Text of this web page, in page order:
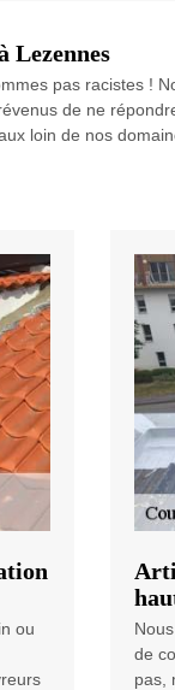
Lezennes
pas racistes !
de ne
loin de nos
ou
de
pas,